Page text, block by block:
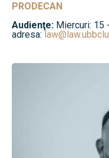
PRODECAN
Audienţe: Miercuri: 15
adresa: